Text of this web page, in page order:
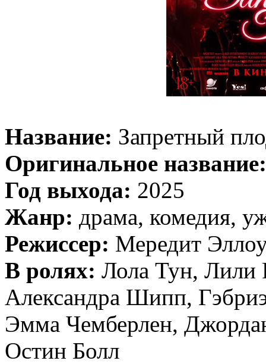
Название: Запретный
Оригинальное
Год выхода: 2025
Жанр: драма, комедия,
Режиссер: Мередит
В ролях: Лола Тун, Лили
Александра Шипп,
Эмма Чемберлен,
Остин Болл